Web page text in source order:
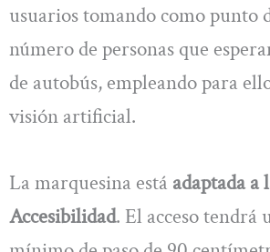
usuarios tomando como punto
número de personas que
de autobús, empleando para
visión artificial.
La marquesina está adaptada a
Accesibilidad. El acceso tendrá